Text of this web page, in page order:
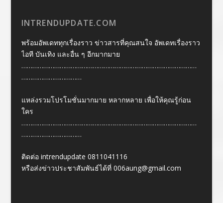
INTRENDUPDATE.COM
พร้อมอัพเดททุกเรื่องราว ข่าวสารที่คุณสนใจ อัพเดทเรื่องราว
ไอที บันเทิง และอื่น ๆ อีกมากมาย
……………………………………………………………………………………
……………………………
แหล่งรวมโปรโมชั่นมากมาย หลากหลาย เพื่อให้คุณรู้ก่อน
ใคร
……………………………………………………………………………………
……………………………
ติดต่อ intrendupdate 0811041116
หรือส่งข่าวประชาสัมพันธ์ได้ที่ 006aung@gmail.com